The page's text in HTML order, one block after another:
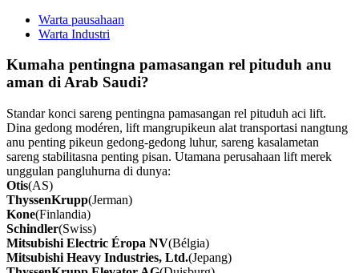
Warta pausahaan
Warta Industri
Kumaha pentingna pamasangan rel pituduh anu
aman di Arab Saudi?
Standar konci sareng pentingna pamasangan rel pituduh aci lift.
Dina gedong modéren, lift mangrupikeun alat transportasi nangtung
anu penting pikeun gedong-gedong luhur, sareng kasalametan
sareng stabilitasna penting pisan. Utamana perusahaan lift merek
unggulan pangluhurna di dunya:
Otis(AS)
ThyssenKrupp(Jerman)
Kone(Finlandia)
Schindler(Swiss)
Mitsubishi Electric Éropa NV(Bélgia)
Mitsubishi Heavy Industries, Ltd.(Jepang)